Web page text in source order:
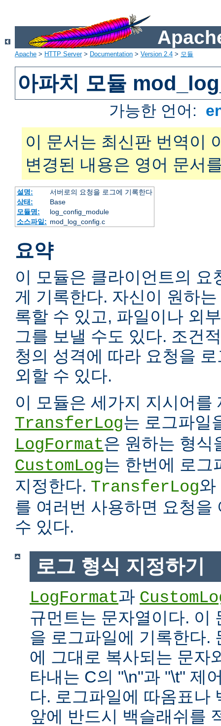
Apache > HTTP Server> Documentation > Version 2.4 > 모듈
아파치 모듈
가능한 언어:
이 문서는 최신판 번역이
변경된 내용은 영어 문서
설명:
서버로의 요청을 로그에 기록한다
상태:
Base
모듈명:
log_config_module
소스파일: mod_log_config.c
요약
이 모듈은 클라이언트의 요
게 기록한다. 자신이 원하
록할 수 있고, 파일이나 외
그를 보낼 수도 있다. 조건
청의 성격에 따라 요청을
외할 수 있다.
이 모듈은 세가지 지시어를
TransferLog는 로그파일
LogFormat은 원하는 형식
CustomLog는 한번에 로그
지정한다. TransferLog와
를 여러번 사용하면 요청을
수 있다.
로그 형식 지정하기
LogFormat과
규먼트는 문자열이다. 이
을 로그파일에 기록한다.
에 그대로 복사되는 문자
타내는 C의 "\n"과 "\t" 제
다. 로그파일에 따옴표나
앞에 반드시 백슬래쉬를